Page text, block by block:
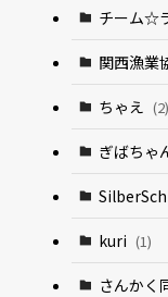
チーム☆
関西漁業
ちゃえ (2)
ぎばちゃ
kuri (1)
さんかく